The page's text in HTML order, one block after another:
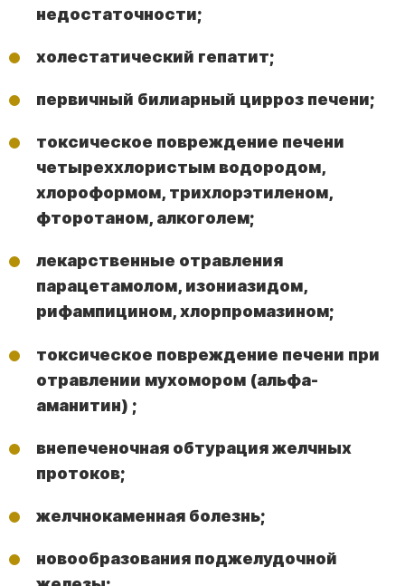
недостаточности;
холестатический гепатит;
первичный билиарный цирроз печени;
токсическое повреждение печени
четыреххлористым водородом,
хлороформом, трихлорэтиленом,
фторотаном, алкоголем;
лекарственные отравления
парацетамолом, изониазидом,
рифампицином, хлорпромазином;
токсическое повреждение печени при
отравлении мухомором (альфа-
аманитин) ;
внепеченочная обтурация желчных
протоков;
желчнокаменная болезнь;
новообразования поджелудочной